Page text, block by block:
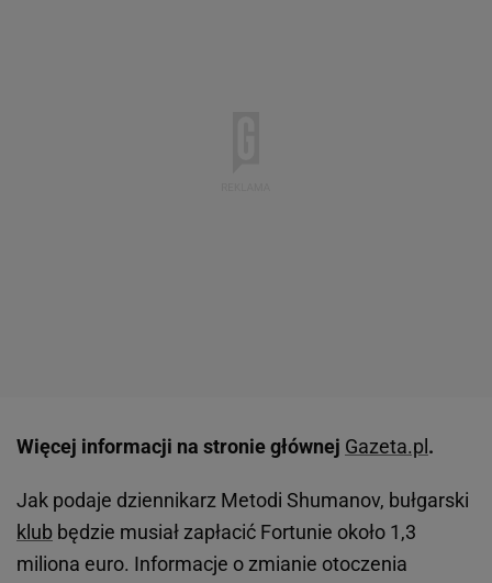
Więcej informacji na stronie głównej Gazeta.pl .
Jak podaje dziennikarz Metodi Shumanov, bułgarski
klub będzie musiał zapłacić Fortunie około 1,3
miliona euro. Informacje o zmianie otoczenia